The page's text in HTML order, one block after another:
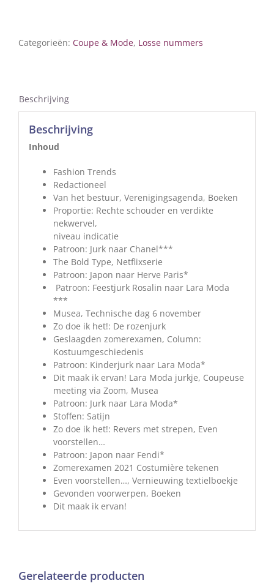
4
Categorieën: Coupe & Mode, Losse nummers
Beschrijving
Beschrijving
Inhoud
Fashion Trends
Redactioneel
Van het bestuur, Verenigingsagenda, Boeken
Proportie: Rechte schouder en verdikte
nekwervel,
niveau indicatie
Patroon: Jurk naar Chanel***
The Bold Type, Netflixserie
Patroon: Japon naar Herve Paris*
Patroon: Feestjurk Rosalin naar Lara Moda
***
Musea, Technische dag 6 november
Zo doe ik het!: De rozenjurk
Geslaagden zomerexamen, Column:
Kostuumgeschiedenis
Patroon: Kinderjurk naar Lara Moda*
Dit maak ik ervan! Lara Moda jurkje, Coupeuse
meeting via Zoom, Musea
Patroon: Jurk naar Lara Moda*
Stoffen: Satijn
Zo doe ik het!: Revers met strepen, Even
voorstellen…
Patroon: Japon naar Fendi*
Zomerexamen 2021 Costumière tekenen
Even voorstellen…, Vernieuwing textielboekje
Gevonden voorwerpen, Boeken
Dit maak ik ervan!
Gerelateerde producten